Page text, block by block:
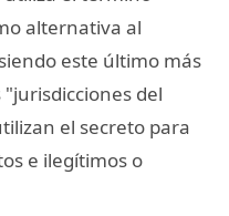
alternativa al
este último más
del
el secreto para
e ilegítimos o